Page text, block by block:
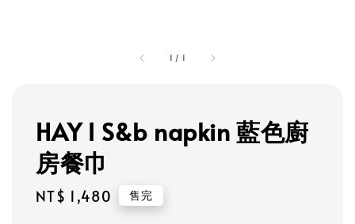
1 / 1
HAY l S&b napkin 藍色廚
房餐巾
Regular
NT$ 1,480 售完